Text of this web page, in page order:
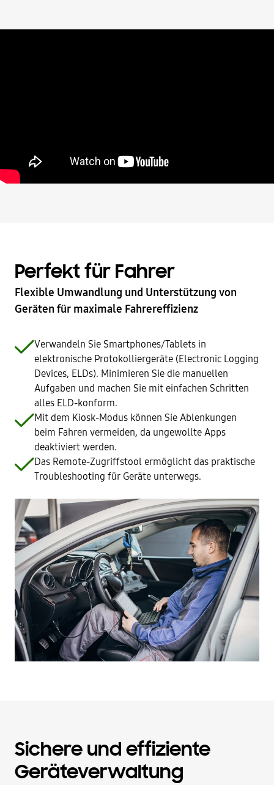
Perfekt für Fahrer
Flexible Umwandlung und Unterstützung von
Geräten für maximale Fahrereffizienz
Verwandeln Sie Smartphones/Tablets in
elektronische Protokolliergeräte (Electronic Logging
Devices, ELDs). Minimieren Sie die manuellen
Aufgaben und machen Sie mit einfachen Schritten
alles ELD-konform.
Mit dem Kiosk-Modus können Sie Ablenkungen
beim Fahren vermeiden, da ungewollte Apps
deaktiviert werden.
Das Remote-Zugriffstool ermöglicht das praktische
Troubleshooting für Geräte unterwegs.
Sichere und effiziente
Geräteverwaltung